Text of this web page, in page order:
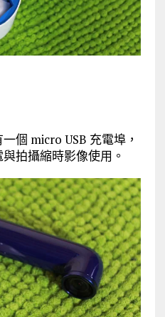
個 micro USB 充電埠，
拍攝縮時影像使用。